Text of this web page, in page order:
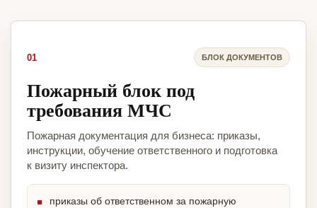
01 БЛОК ДОКУМЕНТОВ
Пожарный блок под
требования МЧС
Пожарная документация для бизнеса: приказы,
инструкции, обучение ответственного и подготовка
к визиту инспектора.
приказы об ответственном за пожарную